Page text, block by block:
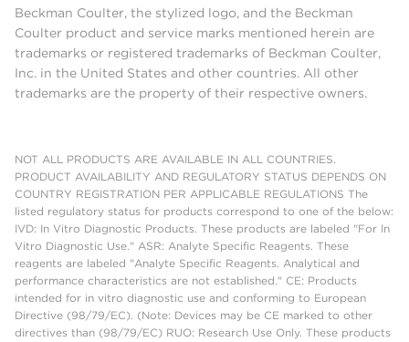
Beckman Coulter, the stylized logo, and the Beckman
Coulter product and service marks mentioned herein are
trademarks or registered trademarks of Beckman Coulter,
Inc. in the United States and other countries. All other
trademarks are the property of their respective owners.
NOT ALL PRODUCTS ARE AVAILABLE IN ALL COUNTRIES.
PRODUCT AVAILABILITY AND REGULATORY STATUS DEPENDS ON
COUNTRY REGISTRATION PER APPLICABLE REGULATIONS The
listed regulatory status for products correspond to one of the below:
IVD: In Vitro Diagnostic Products. These products are labeled "For In
Vitro Diagnostic Use." ASR: Analyte Specific Reagents. These
reagents are labeled "Analyte Specific Reagents. Analytical and
performance characteristics are not established." CE: Products
intended for in vitro diagnostic use and conforming to European
Directive (98/79/EC). (Note: Devices may be CE marked to other
directives than (98/79/EC) RUO: Research Use Only. These products